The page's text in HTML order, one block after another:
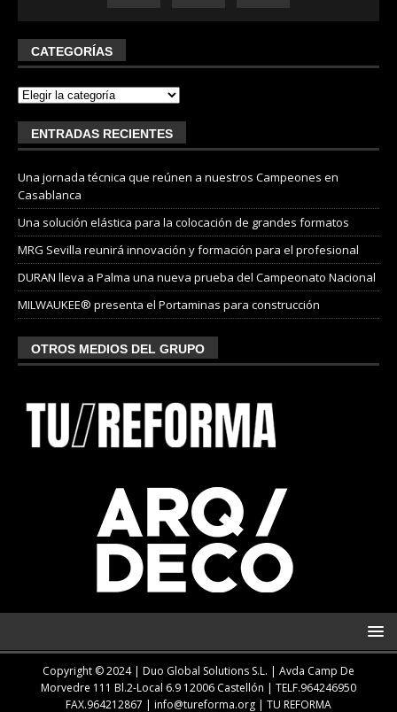
CATEGORÍAS
ENTRADAS RECIENTES
Una jornada técnica que reúnen a nuestros Campeones en
Casablanca
Una solución elástica para la colocación de grandes formatos
MRG Sevilla reunirá innovación y formación para el profesional
DURAN lleva a Palma una nueva prueba del Campeonato Nacional
MILWAUKEE® presenta el Portaminas para construcción
OTROS MEDIOS DEL GRUPO
Copyright © 2024 | Duo Global Solutions S.L. | Avda Camp De
Morvedre 111 Bl.2-Local 6.9 12006 Castellón | TELF.964246950
FAX.964212867 | info@tureforma.org | TU REFORMA